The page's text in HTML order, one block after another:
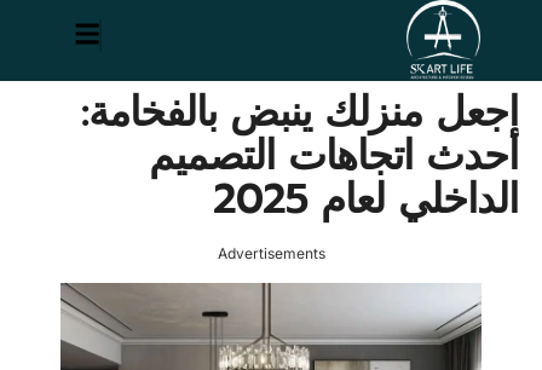
اجعل منزلك ينبض بالفخامة:
أحدث اتجاهات التصميم
الداخلي لعام 2025
Advertisements